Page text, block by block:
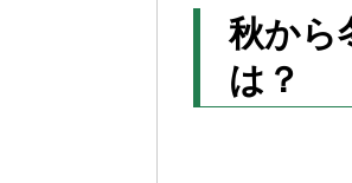
秋から
は？